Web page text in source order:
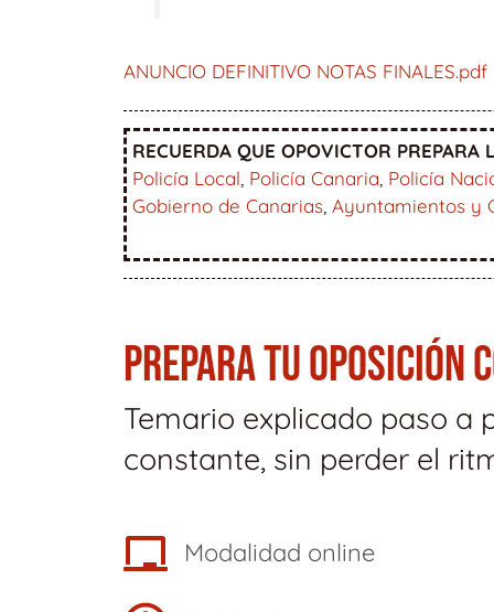
ANUNCIO DEFINITIVO NOTAS FINALES.pdf
RECUERDA QUE OPOVICTOR PREPARA
Policía Local Policía Canaria Policía
Gobierno de Canarias Ayuntamientos y
PREPARA TU OPOSICIÓN
Temario explicado paso a
constante, sin perder el
Modalidad online